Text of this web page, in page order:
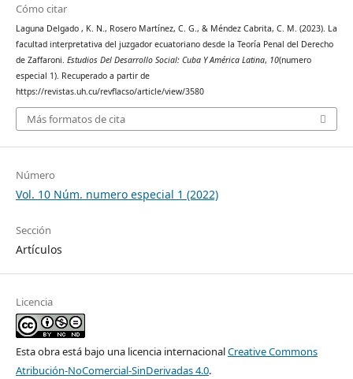
Cómo citar
Laguna Delgado , K. N., Rosero Martínez, C. G., & Méndez Cabrita, C. M. (2023). La
facultad interpretativa del juzgador ecuatoriano desde la Teoría Penal del Derecho
de Zaffaroni. Estudios Del Desarrollo Social: Cuba Y América Latina, 10(numero
especial 1). Recuperado a partir de
https://revistas.uh.cu/revflacso/article/view/3580
Más formatos de cita
Número
Vol. 10 Núm. numero especial 1 (2022)
Sección
Artículos
Licencia
Esta obra está bajo una licencia internacionalCreative Commons
Atribución-NoComercial-SinDerivadas 4.0.